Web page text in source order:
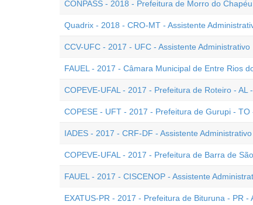
CONPASS - 2018 - Prefeitura de Morro do
Quadrix - 2018 - CRO-MT - Assistente
CCV-UFC - 2017 - UFC - Assistente Administrativo
FAUEL - 2017 - Câmara Municipal de Entre Rios
COPEVE-UFAL - 2017 - Prefeitura de Roteiro - AL
COPESE - UFT - 2017 - Prefeitura de Gurupi - TO
IADES - 2017 - CRF-DF - Assistente Administrativo
COPEVE-UFAL - 2017 - Prefeitura de Barra de
FAUEL - 2017 - CISCENOP - Assistente
EXATUS-PR - 2017 - Prefeitura de Bituruna - PR -